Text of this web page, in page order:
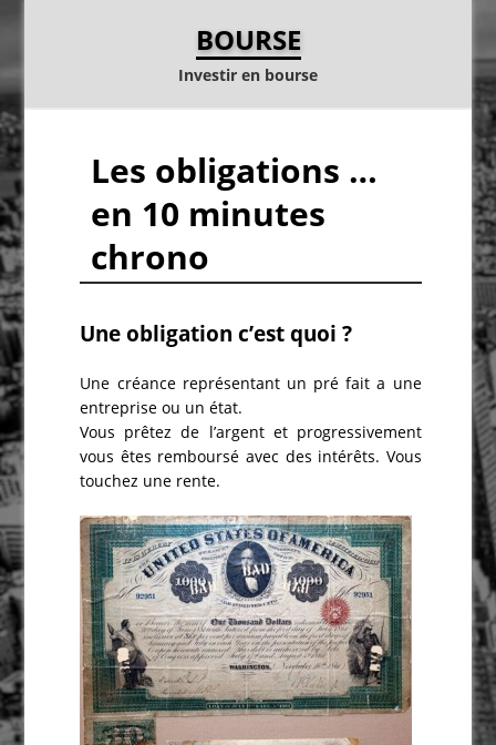
BOURSE
Investir en bourse
Les obligations …
en 10 minutes
chrono
Une obligation c’est quoi ?
Une créance représentant un pré fait a une
entreprise ou un état.
Vous prêtez de l’argent et progressivement
vous êtes remboursé avec des intérêts. Vous
touchez une rente.